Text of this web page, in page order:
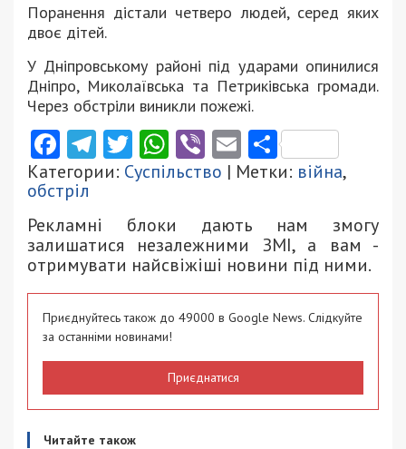
Поранення дістали четверо людей, серед яких
двоє дітей.
У Дніпровському районі під ударами опинилися
Дніпро, Миколаївська та Петриківська громади.
Через обстріли виникли пожежі.
Facebook
Telegram
Twitter
WhatsApp
ViberEmail
Категории: Суспільство | Метки: війна,
обстріл
Рекламні блоки дають нам змогу
залишатися незалежними ЗМІ, а вам -
отримувати найсвіжіші новини під ними.
Приєднуйтесь також до 49000 в Google News. Слідкуйте
за останніми новинами!
Приєднатися
Читайте також